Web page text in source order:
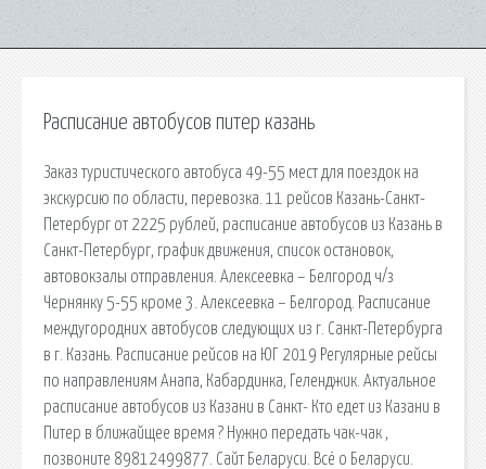
Расписание автобусов питер казань
Заказ туристического автобуса 49-55 мест для поездок на
экскурсию по области, перевозка. 11 рейсов Казань-Санкт-
Петербург от 2225 рублей, расписание автобусов из Казань в
Санкт-Петербург, график движения, список остановок,
автовокзалы отправления. Алексеевка – Белгород ч/з
Чернянку 5-55 кроме 3. Алексеевка – Белгород. Расписание
междугородних автобусов следующих из г. Санкт-Петербурга
в г. Казань. Расписание рейсов на ЮГ 2019 Регулярные рейсы
по направлениям Анапа, Кабардинка, Геленджик. Актуальное
расписание автобусов из Казани в Санкт- Кто едет из Казани в
Питер в ближайщее время ? Нужно передать чак-чак ,
позвоните 89812499877. Сайт Беларуси. Всё о Беларуси.